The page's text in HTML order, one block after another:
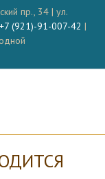
пр., 34 | ул.
+7 (921)-91-007-42 |